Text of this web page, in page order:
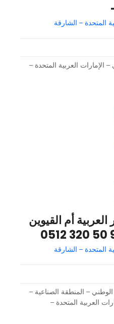
المتحدة – الشارقة
أم القيوين
المتحدة – الشارقة
– المنطقة الصناعية –